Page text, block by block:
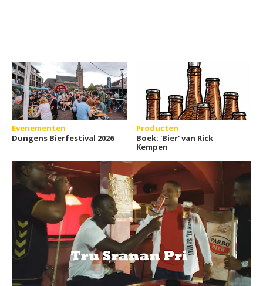
Evenementen
Dungens Bierfestival 2026
Producten
Boek: 'Bier' van Rick
Kempen